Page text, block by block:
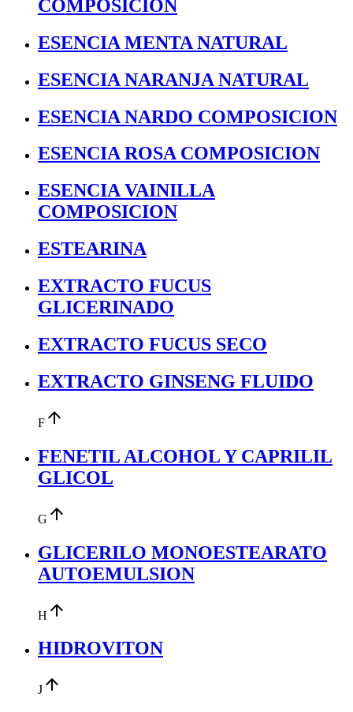
COMPOSICION
ESENCIA MENTA NATURAL
ESENCIA NARANJA NATURAL
ESENCIA NARDO COMPOSICION
ESENCIA ROSA COMPOSICION
ESENCIA VAINILLA
COMPOSICION
ESTEARINA
EXTRACTO FUCUS
GLICERINADO
EXTRACTO FUCUS SECO
EXTRACTO GINSENG FLUIDO
F arrow_upward
FENETIL ALCOHOL Y CAPRILIL
GLICOL
G arrow_upward
GLICERILO MONOESTEARATO
AUTOEMULSION
H arrow_upward
HIDROVITON
J arrow_upward